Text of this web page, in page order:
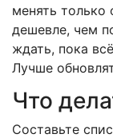
менять только
дешевле, чем
ждать, пока
Лучше
Что
Составьте